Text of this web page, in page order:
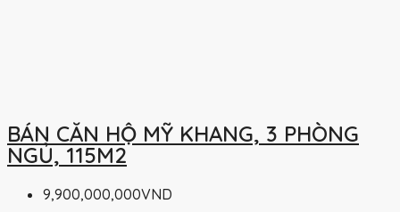
BÁN CĂN HỘ MỸ KHANG, 3 PHÒNG
NGỦ, 115M2
9,900,000,000VND